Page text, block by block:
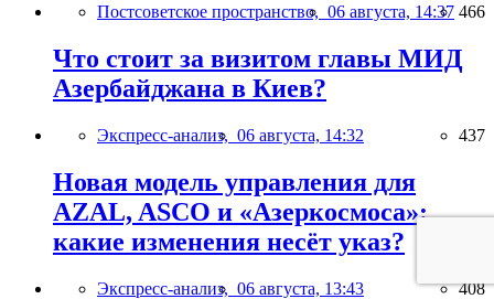
Постсоветское пространство, 06 августа, 14:37 466
Что стоит за визитом главы МИД
Азербайджана в Киев?
Экспресс-анализ, 06 августа, 14:32 437
Новая модель управления для
AZAL, ASCO и «Азеркосмоса»:
какие изменения несёт указ?
Экспресс-анализ, 06 августа, 13:43 408